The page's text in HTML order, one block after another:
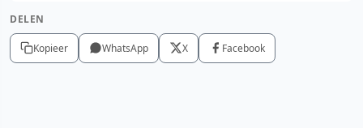
DELEN
Kopieer WhatsApp X Facebook